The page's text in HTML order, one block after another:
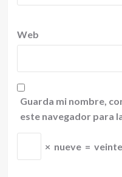
Web
Guarda mi nombre,
este navegador para
× nueve =